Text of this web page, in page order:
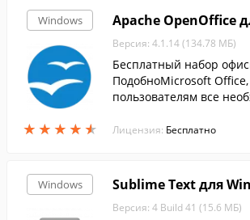
Windows
★ ★ ★ ★ ★
★ ★ ★ ★ ★
Apache OpenOffice
Версия: 4.1.14 (134.78 МБ)
Бесплатный набор
ПодобноMicrosoft
пользователям все
Лицензия: Бесплатно
Windows Sublime Text для
Версия: 4 Build 41 (15.6 МБ)